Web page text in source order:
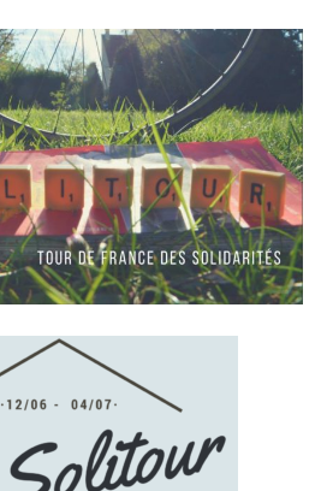
voix